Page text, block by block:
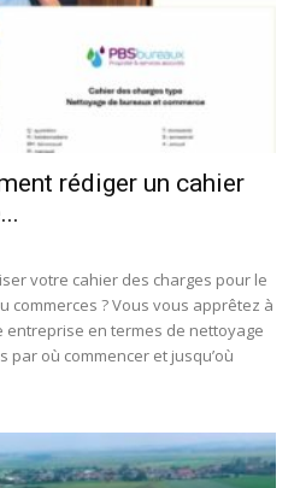
rédiger un cahier
votre cahier des charges pour le
commerces ? Vous vous apprêtez à
en termes de nettoyage
par où commencer et jusqu’où